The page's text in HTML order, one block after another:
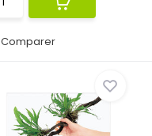
Comparer